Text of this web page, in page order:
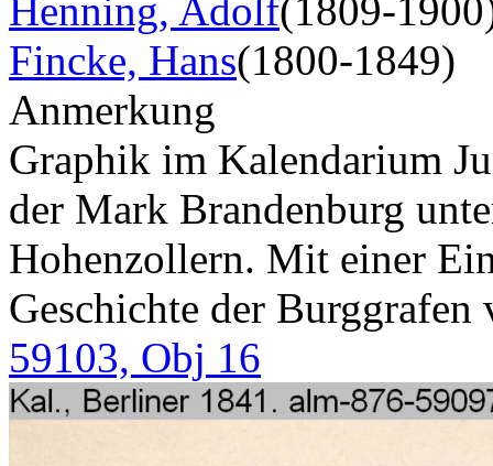
Henning, Adolf(1809-
Fincke, Hans(1800-1849)
Anmerkung
Graphik im Kalendarium
der Mark Brandenburg
Hohenzollern. Mit einer
Geschichte der
59103, Obj 16